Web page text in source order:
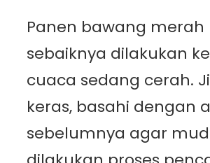
Panen bawang merah
sebaiknya dilakukan
cuaca sedang cerah.
keras, basahi dengan
sebelumnya agar